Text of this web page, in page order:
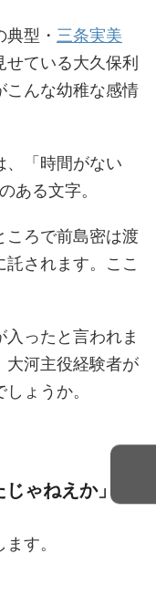
型・ 三条実美
ている大久保利
こんな幼稚な感情
、「時間がない
ある文字。
ころで前島密は渡
されます。ここ
ったと言われま
大河主役経験者が
ょうか。
ゃねえか」
す。